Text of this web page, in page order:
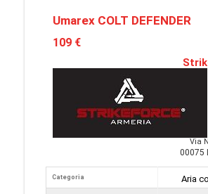
Umarex COLT DEFENDER
109 €
Via
00075
Categoria
Aria